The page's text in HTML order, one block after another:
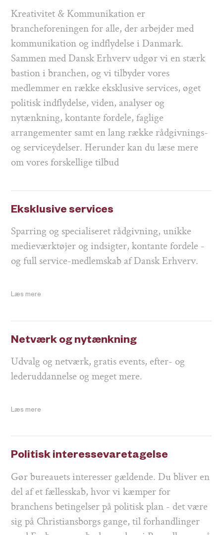
Kreativitet & Kommunikation er
brancheforeningen for alle, der arbejder med
kommunikation og indflydelse i Danmark.
Sammen med Dansk Erhverv udgør vi en stærk
bastion i branchen, og vi tilbyder vores
medlemmer en række eksklusive services, øget
politisk indflydelse, viden, analyser og
nytænkning, kontante fordele, faglige
arrangementer samt en lang række rådgivnings-
og serviceydelser. Herunder kan du læse mere
om vores forskellige tilbud
Eksklusive services
Sparring og specialiseret rådgivning, unikke
medieværktøjer og indsigter, kontante fordele -
og full service-medlemskab af Dansk Erhverv.
Læs mere
Netværk og nytænkning
Udvalg og netværk, gratis events, efter- og
lederuddannelse og meget mere.
Læs mere
Politisk interessevaretagelse
Gør bureauets interesser gældende. Du bliver en
del af et fællesskab, hvor vi kæmper for
branchens betingelser på politisk plan - det være
sig på Christiansborgs gange, til forhandlinger